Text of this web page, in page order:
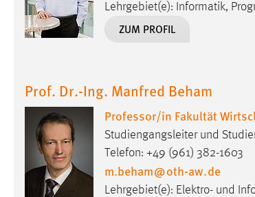
Lehrgebiet(e): Informatik,
ZUM PROFIL
Prof. Dr.-Ing. Manfred Beham
Professor/in Fakultät
Studiengangsleiter und
Telefon: +49 (961) 382-1603
m.beham@oth-aw.de
Lehrgebiet(e): Elektro- und
Zweck:
Wird benötigt um die Chatfunktion
Jahre, MIBEW_UserID = 1 Jahr
Login
Name: fe_user, be_user,
Zweck:
Dieser Cookie ist notwendig um